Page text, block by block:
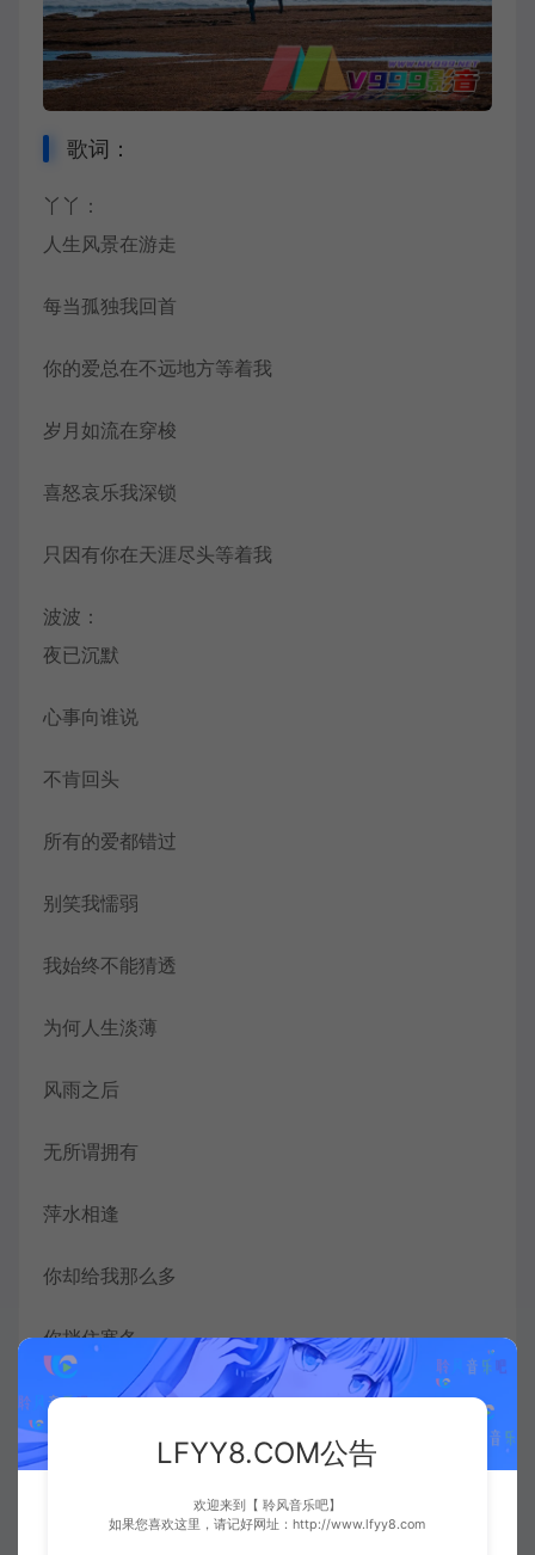
歌词：
丫丫 ：
人生风景在游走
每当孤独我回首
你的爱总在不远地方等着我
岁月如流在穿梭
喜怒哀乐我深锁
只因有你在天涯尽头等着我
波波 ：
夜已沉默
心事向谁说
不肯回头
所有的爱都错过
别笑我懦弱
我始终不能猜透
为何人生淡薄
风雨之后
无所谓拥有
萍水相逢
你却给我那么多
你挡住寒冬
温暖只保留给我
风霜寂寞
凋落在你的怀中
LFYY8.COM公告
欢迎来到【 聆风音乐吧】
如果您喜欢这里，请记好网址：http://www.lfyy8.com